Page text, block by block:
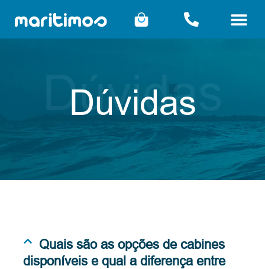
Dúvidas
Dúvidas
Quais são as opções de cabines
disponíveis e qual a diferença entre